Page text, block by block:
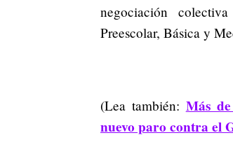
negociación
Preescolar, Básica y
(Lea también: Más
nuevo paro contra el